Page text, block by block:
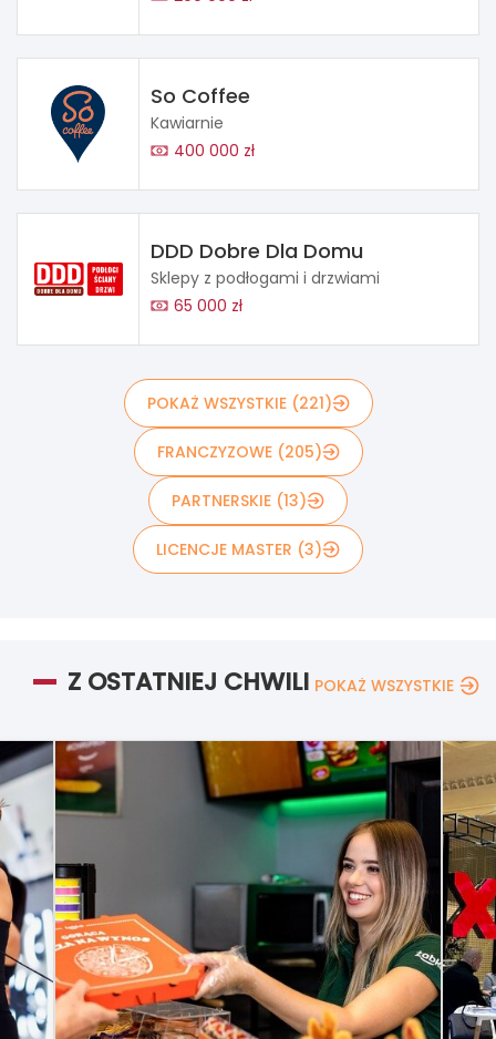
So Coffee
Kawiarnie
400 000 zł
DDD Dobre Dla Domu
Sklepy z podłogami i drzwiami
65 000 zł
POKAŻ WSZYSTKIE (221)
FRANCZYZOWE (205)
PARTNERSKIE (13)
LICENCJE MASTER (3)
Z OSTATNIEJ CHWILI POKAŻ WSZYSTKIE